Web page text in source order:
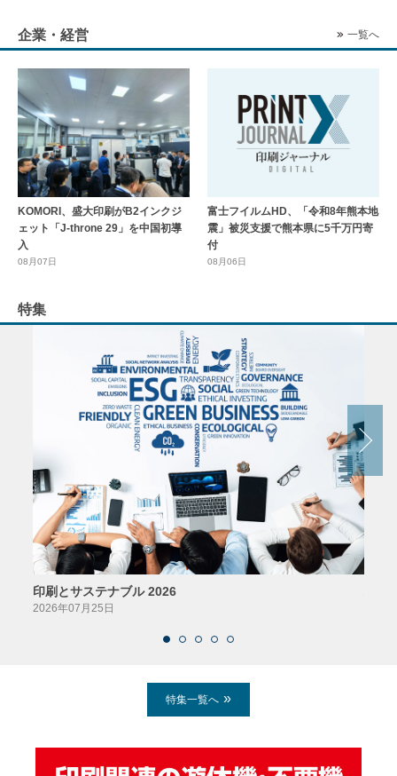
企業・経営 一覧へ
KOMORI、盛大印刷がB2インクジ
ェット「J-throne 29」を中国初導
入
08月07日
富士フイルムHD、「令和8年熊本地
震」被災支援で熊本県に5千万円寄
付
08月06日
特集
印刷とサステナブル 2026
2026年07月25日
特集一覧へ